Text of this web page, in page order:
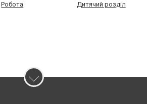
Робота Дитячий розділ